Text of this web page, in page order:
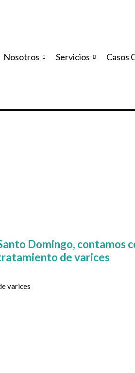
Nosotros Servicios Casos
Domingo, contamos
de varices
varices